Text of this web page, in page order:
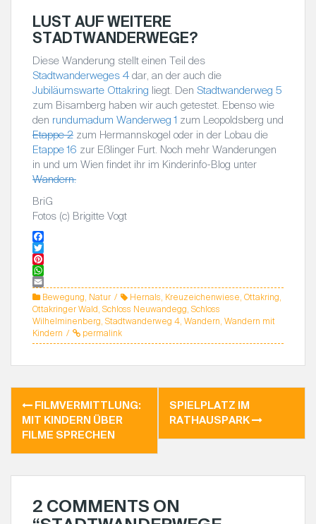
LUST AUF WEITERE
STADTWANDERWEGE?
Diese Wanderung stellt einen Teil des
Stadtwanderweges 4 dar, an der auch die
Jubiläumswarte Ottakring liegt. Den Stadtwanderweg 5
zum Bisamberg haben wir auch getestet. Ebenso wie
den rundumadum Wanderweg 1 zum Leopoldsberg und
Etappe 2 zum Hermannskogel oder in der Lobau die
Etappe 16 zur Eßlinger Furt. Noch mehr Wanderungen
in und um Wien findet ihr im Kinderinfo-Blog unter
Wandern.
BriG
Fotos (c) Brigitte Vogt
F
a
c
e
b
o
o
k
T
w
i
t
t
e
r
P
i
n
t
e
r
e
W
h
a
t
s
A
E
m
a
i
l
Bewegung, Natur Hernals, Kreuzeichenwiese, Ottakring,
Ottakringer Wald, Schloss Neuwandegg, Schloss
Wilhelminenberg, Stadtwanderweg 4, Wandern, Wandern mit
Kindern
permalink
R
FILMVERMITTLUNG:
MIT KINDERN ÜBER
FILME SPRECHEN
SPIELPLATZ IM
RATHAUSPARK
2 COMMENTS ON